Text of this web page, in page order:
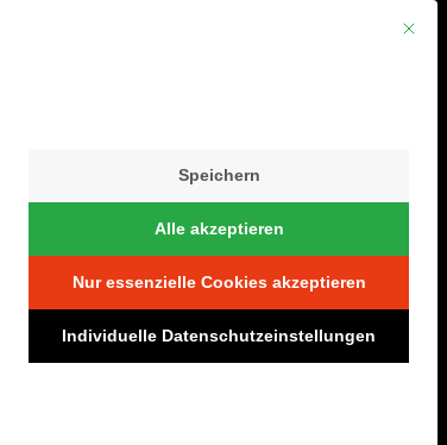
Mit
Speichern
Alle akzeptieren
Nur essenzielle Cookies akzeptieren
Individuelle Datenschutzeinstellungen